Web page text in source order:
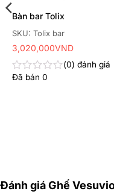
SKU: Tolix bar
Bàn bar Tolix
Được
0
đánh giá
Đã bán 0
3,020,000VND
Đánh giá Ghế